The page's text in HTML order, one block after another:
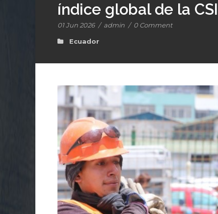
índice global de la CSI
01 Jun 2026 / admin / 0 Comment
Ecuador